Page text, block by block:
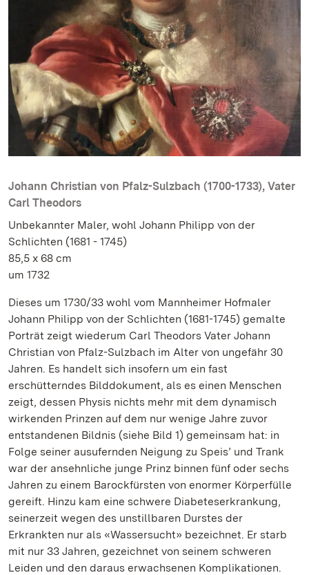
Johann Christian von Pfalz-Sulzbach (1700-1733), Vater
Carl Theodors
Unbekannter Maler, wohl Johann Philipp von der
Schlichten (1681 - 1745)
85,5 x 68 cm
um 1732
Dieses um 1730/33 wohl vom Mannheimer Hofmaler
Johann Philipp von der Schlichten (1681-1745) gemalte
Porträt zeigt wiederum Carl Theodors Vater Johann
Christian von Pfalz-Sulzbach im Alter von ungefähr 30
Jahren. Es handelt sich insofern um ein fast
erschütterndes Bilddokument, als es einen Menschen
zeigt, dessen Physis nichts mehr mit dem dynamisch
wirkenden Prinzen auf dem nur wenige Jahre zuvor
entstandenen Bildnis (siehe Bild 1) gemeinsam hat: in
Folge seiner ausufernden Neigung zu Speis’ und Trank
war der ansehnliche junge Prinz binnen fünf oder sechs
Jahren zu einem Barockfürsten von enormer Körperfülle
gereift. Hinzu kam eine schwere Diabeteserkrankung,
seinerzeit wegen des unstillbaren Durstes der
Erkrankten nur als «Wassersucht» bezeichnet. Er starb
mit nur 33 Jahren, gezeichnet von seinem schweren
Leiden und den daraus erwachsenen Komplikationen.